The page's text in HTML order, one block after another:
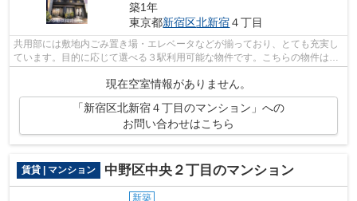
築1年
東京都新宿区北新宿４丁目
共用部には敷地内ごみ置き場・エレベータなどが揃っており、とても充実し
ています。目的に応じて選べる３駅利用可能な物件です。こちらの物件はマ
現在空室情報がありません。
「新宿区北新宿４丁目のマンション」への
お問い合わせはこちら
賃貸 | マンション 中野区中央２丁目のマンション
新築